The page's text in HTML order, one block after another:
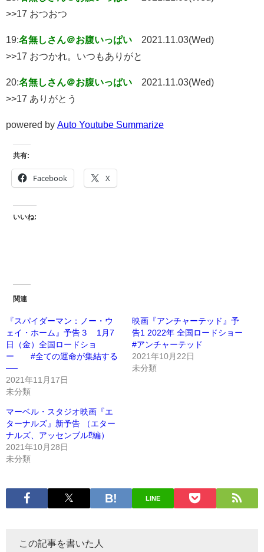
>>17 おつおつ
19:名無しさん＠お腹いっぱい
2021.11.03(Wed)
>>17 おつかれ。いつもありがと
20:名無しさん＠お腹いっぱい
2021.11.03(Wed)
>>17 ありがとう
powered by Auto Youtube Summarize
共有:
Facebook X
いいね:
関連
『スパイダーマン：ノー・ウ
ェイ・ホーム』予告３ 1月7
日（金）全国ロードショ
ー #全ての運命が集結する
──
2021年11月17日
未分類
映画『アンチャーテッド』予
告1 2022年 全国ロードショー
#アンチャーテッド
2021年10月22日
未分類
マーベル・スタジオ映画『エ
ターナルズ』新予告 （エター
ナルズ、アッセンブル⁉編）
2021年10月28日
未分類
LINE
この記事を書いた人